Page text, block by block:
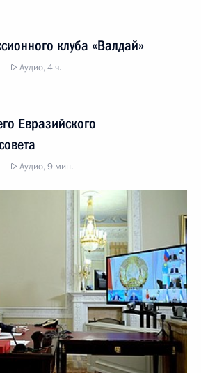
клуба «Валдай»
Аудио, 4 ч.
Евразийского
Аудио, 9 мин.